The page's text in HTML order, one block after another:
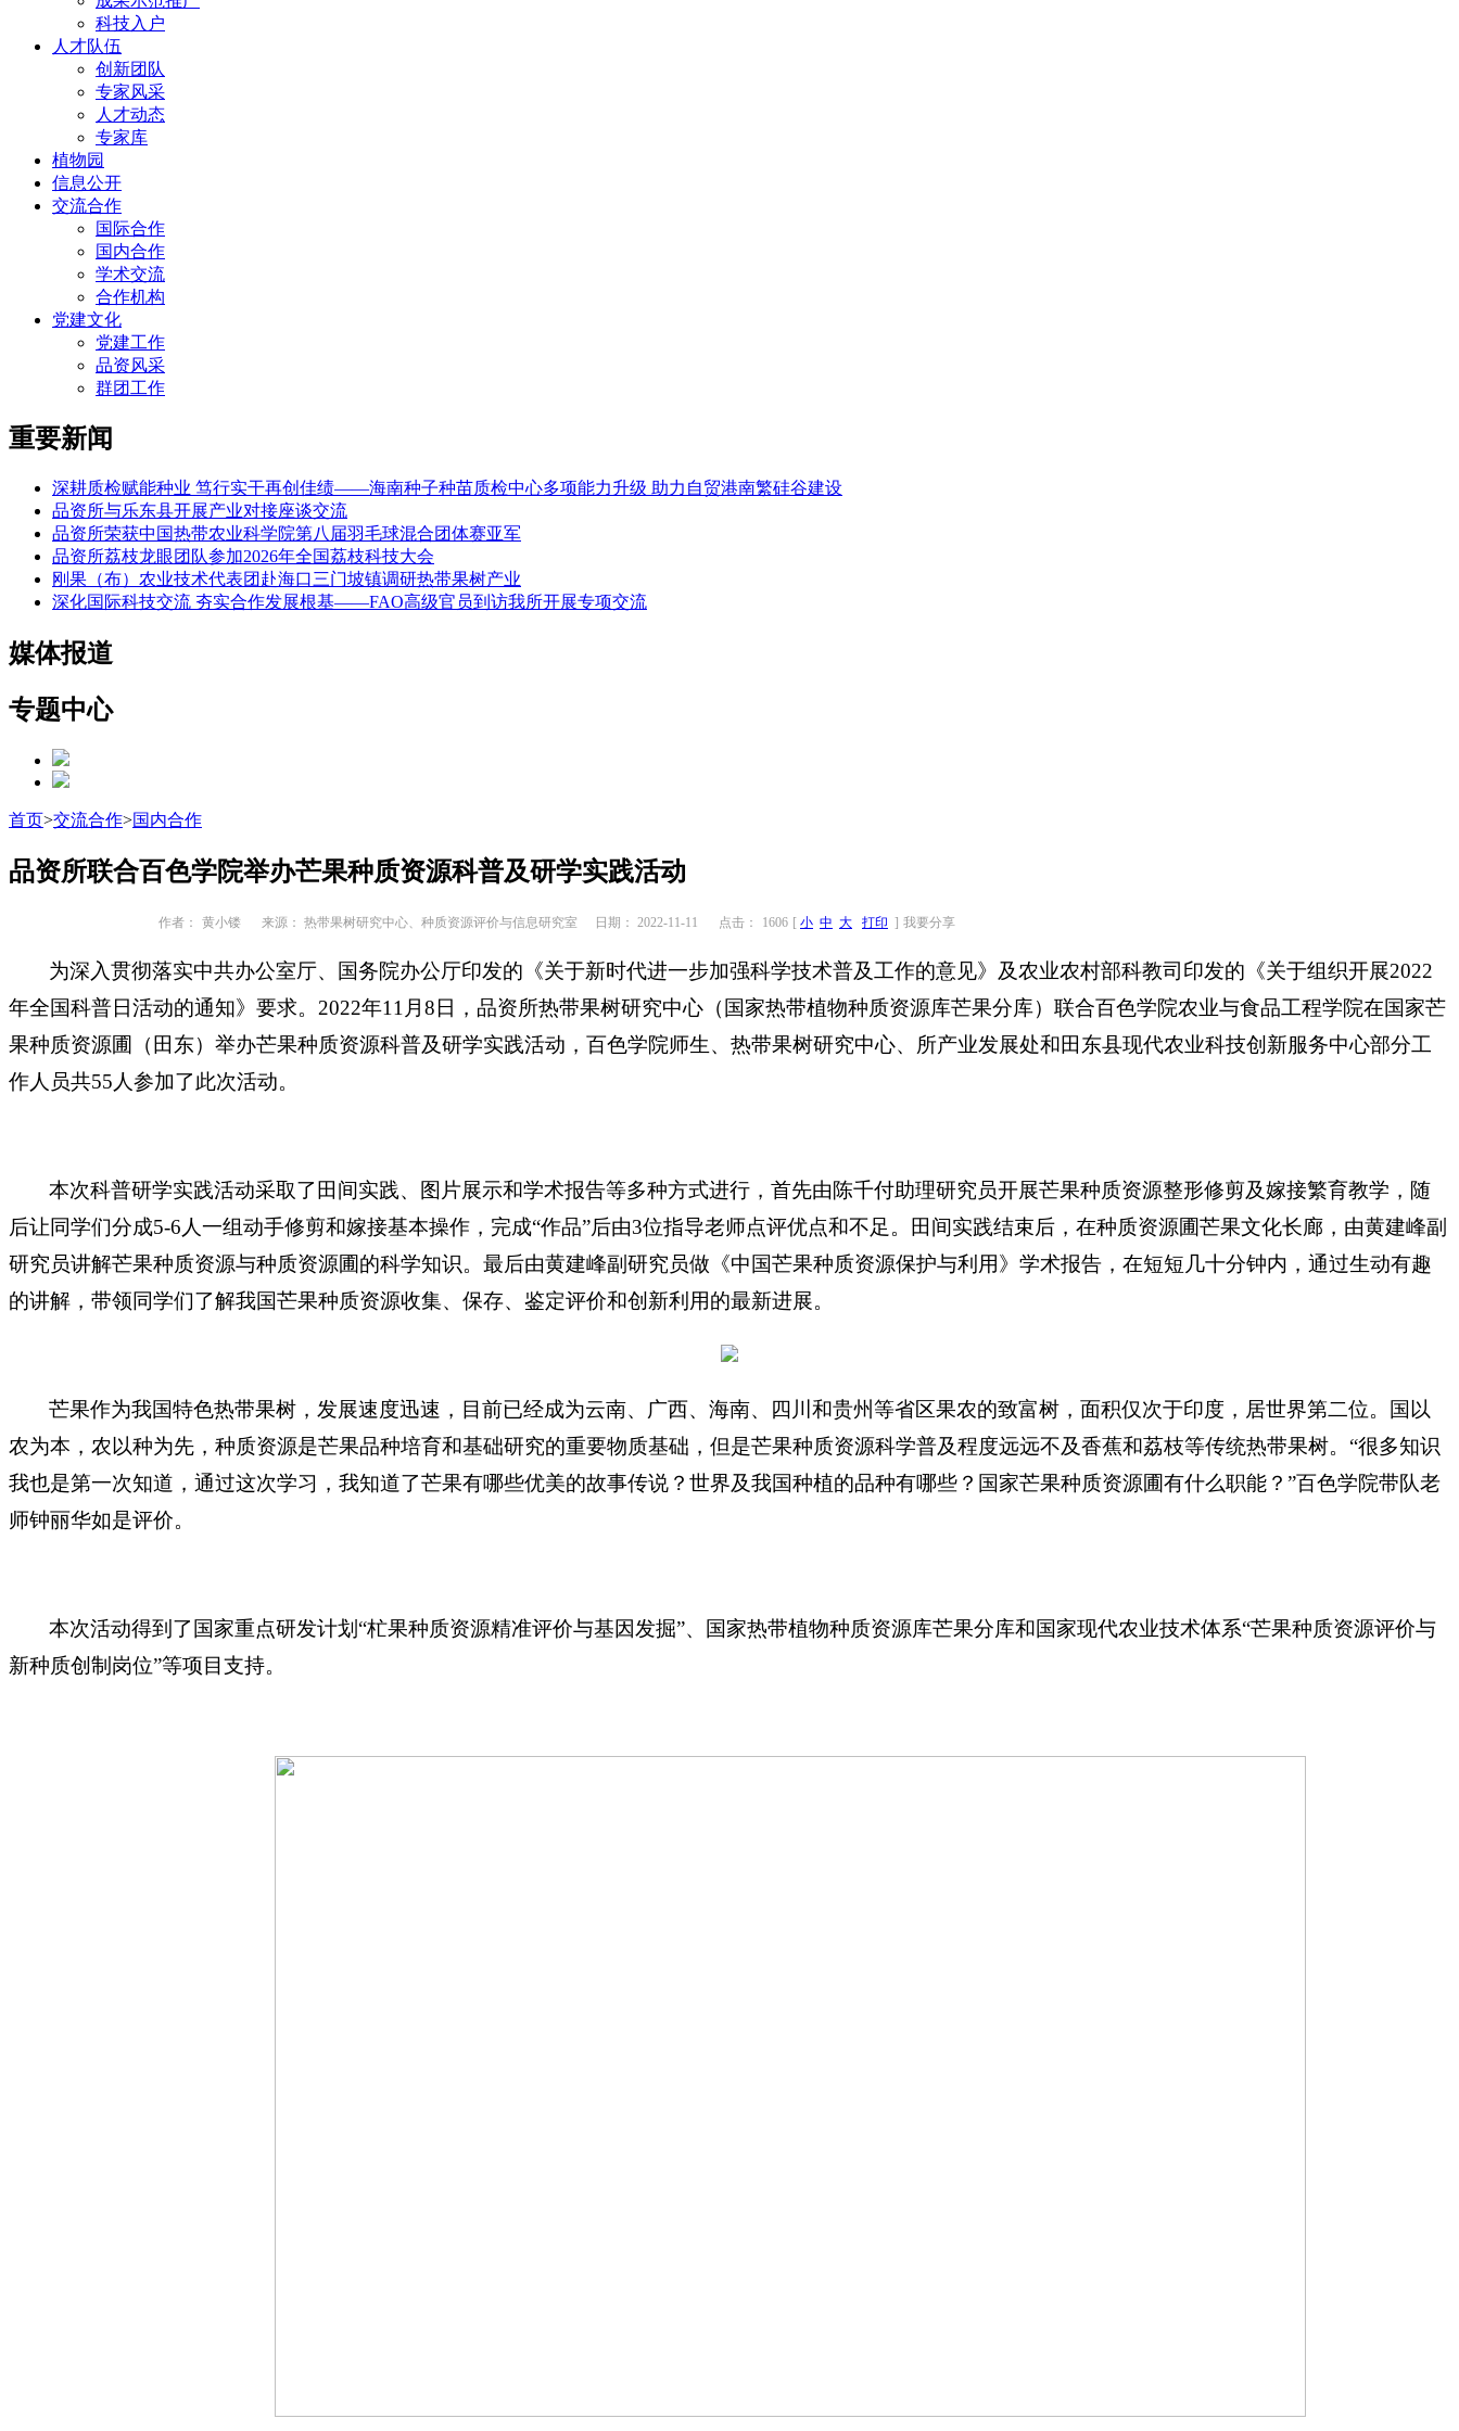
科技入户
人才队伍
创新团队
专家风采
人才动态
专家库
植物园
信息公开
交流合作
国际合作
国内合作
学术交流
合作机构
党建文化
党建工作
品资风采
群团工作
重要新闻
深耕质检赋能种业 笃行实干再创佳绩——海南种子种苗质检中心多项能力升级 助力自贸港南繁硅谷建设
品资所与乐东县开展产业对接座谈交流
品资所荣获中国热带农业科学院第八届羽毛球混合团体赛亚军
品资所荔枝龙眼团队参加2026年全国荔枝科技大会
刚果（布）农业技术代表团赴海口三门坡镇调研热带果树产业
深化国际科技交流 夯实合作发展根基——FAO高级官员到访我所开展专项交流
媒体报道
专题中心
首页>交流合作>国内合作
品资所联合百色学院举办芒果种质资源科普及研学实践活动
作者： 黄小镂 来源： 热带果树研究中心、种质资源评价与信息研究室 日期： 2022-11-11 点击： 1606 [ 小 中 大 打印 ] 我要分享
为深入贯彻落实中共办公室厅、国务院办公厅印发的《关于新时代进一步加强科学技术普及工作的意见》及农业农村部科教司印发的《关于组织开展2022
年全国科普日活动的通知》要求。 2022年11月8日，品资所热带果树研究中心（国家热带植物种质资源库芒果分库）联合百色学院农业与食品工程学院在国家芒
果种质资源圃（田东）举办芒果种质资源科普及研学实践活动，百色学院师生、热带果树研究中心、所产业发展处和田东县现代农业科技创新服务中心部分工
作人员共55人参加了此次活动。
本次科普研学实践活动采取了田间实践、图片展示和学术报告等多种方式进行，首先由陈千付助理研究员开展芒果种质资源整形修剪及嫁接繁育教学，随
后让同学们分成5-6人一组动手修剪和嫁接基本操作，完成“作品”后由3位指导老师点评优点和不足 。田间实践结束后，在种质资源圃芒果文化长廊，由黄建峰副
研究员讲解芒果种质资源与种质资源圃的科学知识。最后由黄建峰副研究员做《中国芒果种质资源保护与利用》学术报告，在短短几十分钟内，通过生动有趣
的讲解，带领同学们了解我国芒果种质资源收集、保存、鉴定评价和创新利用的最新进展。
芒果作为我国特色热带果树，发展速度迅速，目前已经成为云南、广西、海南、四川和贵州等省区果农的致富树，面积仅次于印度，居世界第二位。国以
农为本，农以种为先，种质资源是芒果品种培育和基础研究的重要物质基础，但是芒果种质资源科学普及程度远远不及香蕉和荔枝等传统热带果树。“很多知识
我也是第一次知道，通过这次学习，我知道了芒果有哪些优美的故事传说？世界及我国种植的品种有哪些？国家芒果种质资源圃有什么职能？”百色学院带队老
师钟丽华如是评价。
本次活动得到了国家重点研发计划“杧果种质资源精准评价与基因发掘”、国家热带植物种质资源库芒果分库和国家现代农业技术体系“芒果种质资源评价与
新种质创制岗位”等项目支持。